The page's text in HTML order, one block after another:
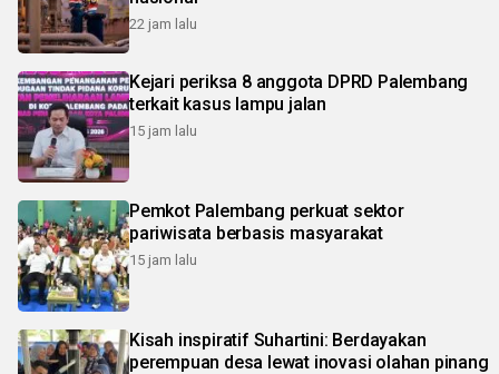
22 jam lalu
Kejari periksa 8 anggota DPRD Palembang
terkait kasus lampu jalan
15 jam lalu
Pemkot Palembang perkuat sektor
pariwisata berbasis masyarakat
15 jam lalu
Kisah inspiratif Suhartini: Berdayakan
perempuan desa lewat inovasi olahan pinang